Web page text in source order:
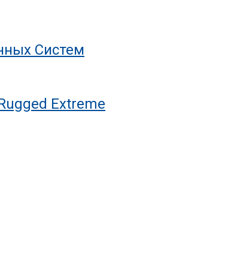
На Десятилетия
Систем
Extreme